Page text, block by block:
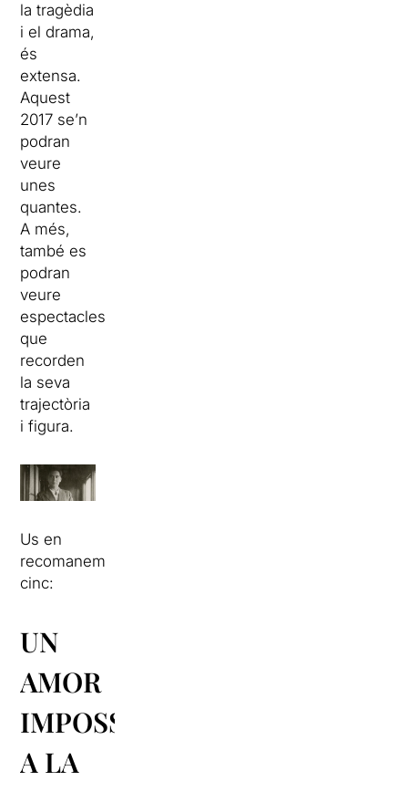
la tragèdia
i el drama,
és
extensa.
Aquest
2017 se’n
podran
veure
unes
quantes.
A més,
també es
podran
veure
espectacles
que
recorden
la seva
trajectòria
i figura.
Us en
recomanem
cinc:
UN
AMOR
IMPOSSIBLE
A LA